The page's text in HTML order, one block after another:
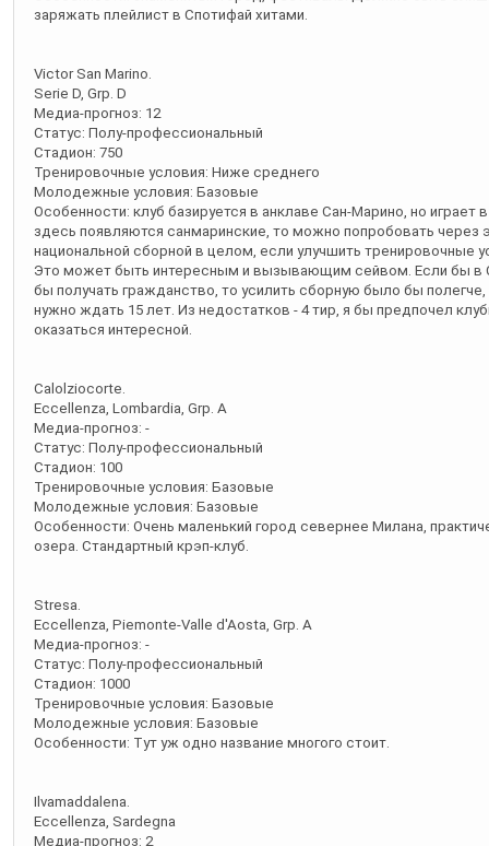
заряжать плейлист в Спотифай хитами.
Victor San Marino.
Serie D, Grp. D
Медиа-прогноз: 12
Статус: Полу-профессиональный
Стадион: 750
Тренировочные условия: Ниже среднего
Молодежные условия: Базовые
Особенности: клуб базируется в анклаве Сан-Марино, но
здесь появляются санмаринские, то можно попробовать через
национальной сборной в целом, если улучшить тренировочные
Это может быть интересным и вызывающим сейвом. Если бы в
бы получать гражданство, то усилить сборную было бы полегче,
нужно ждать 15 лет. Из недостатков - 4 тир, я бы предпочел
оказаться интересной.
Calolziocorte.
Eccellenza, Lombardia, Grp. A
Медиа-прогноз: -
Статус: Полу-профессиональный
Стадион: 100
Тренировочные условия: Базовые
Молодежные условия: Базовые
Особенности: Очень маленький город севернее Милана,
озера. Стандартный крэп-клуб.
Stresa.
Eccellenza, Piemonte-Valle d'Aosta, Grp. A
Медиа-прогноз: -
Статус: Полу-профессиональный
Стадион: 1000
Тренировочные условия: Базовые
Молодежные условия: Базовые
Особенности: Тут уж одно название многого стоит.
Ilvamaddalena.
Eccellenza, Sardegna
Медиа-прогноз: 2